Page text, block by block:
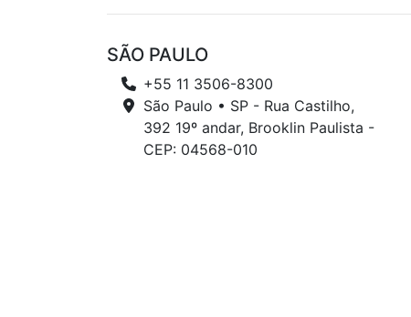
SÃO PAULO
+55 11 3506-8300
São Paulo • SP - Rua Castilho,
392 19º andar, Brooklin Paulista -
CEP: 04568-010